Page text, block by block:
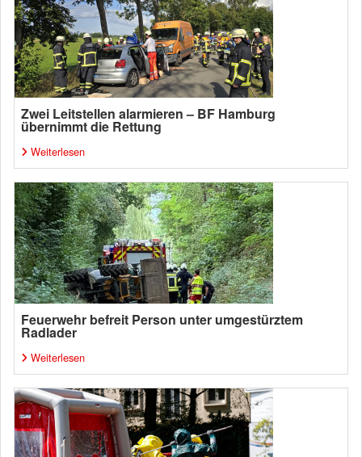
Zwei Leitstellen alarmieren – BF Hamburg
übernimmt die Rettung
Weiterlesen
Feuerwehr befreit Person unter umgestürztem
Radlader
Weiterlesen